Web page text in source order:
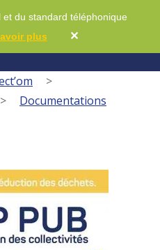
du standard téléphonique
plus ✕
>
>
Documentations